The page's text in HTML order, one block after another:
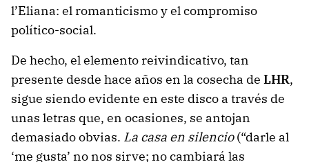
l’Eliana: el romanticismo y el compromiso
político-social.
De hecho, el elemento reivindicativo, tan
presente desde hace años en la cosecha de LHR,
sigue siendo evidente en este disco a través de
unas letras que, en ocasiones, se antojan
demasiado obvias. La casa en silencio(“darle al
‘me gusta’ no nos sirve; no cambiará las